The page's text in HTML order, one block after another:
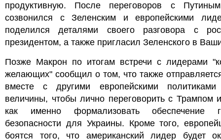
продуктивную. После переговоров с
созвонился с Зеленским и европейскими
поделился деталями своего разговора с
президентом, а также пригласил Зеленского в
Позже Макрон по итогам встречи с лидерами
желающих" сообщил о том, что также
вместе с другими европейскими политиками
величины, чтобы лично переговорить с Трампом
как именно формализовать обеспечение
безопасности для Украины. Кроме того,
боятся того, что американский лидер будет